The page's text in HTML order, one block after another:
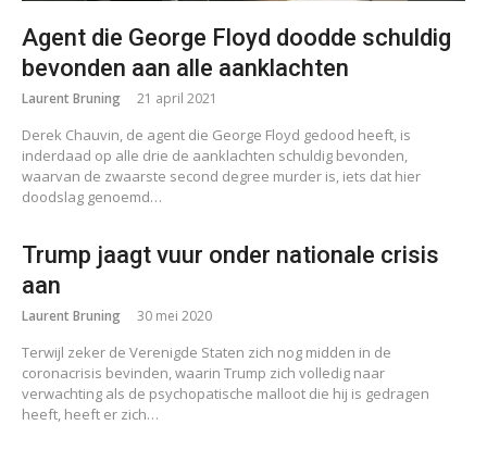
Agent die George Floyd doodde schuldig
bevonden aan alle aanklachten
Laurent Bruning 21 april 2021
Derek Chauvin, de agent die George Floyd gedood heeft, is
inderdaad op alle drie de aanklachten schuldig bevonden,
waarvan de zwaarste second degree murder is, iets dat hier
doodslag genoemd…
Trump jaagt vuur onder nationale crisis
aan
Laurent Bruning 30 mei 2020
Terwijl zeker de Verenigde Staten zich nog midden in de
coronacrisis bevinden, waarin Trump zich volledig naar
verwachting als de psychopatische malloot die hij is gedragen
heeft, heeft er zich…